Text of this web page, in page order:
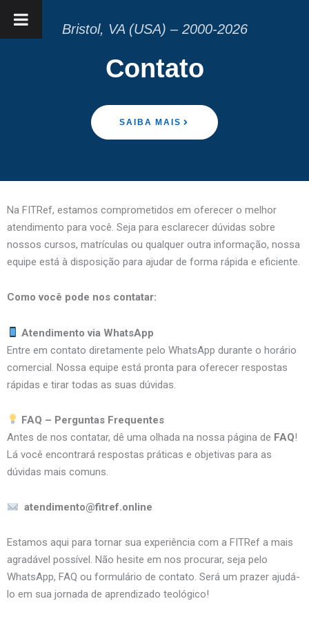
Bristol, VA (USA) – 2000-2026
Contato
SAIBA MAIS
Na FITRef, estamos comprometidos em oferecer o melhor
atendimento para você. Seja para esclarecer dúvidas sobre
nossos cursos, matrículas ou qualquer outra informação, nossa
equipe está à disposição para ajudar de forma rápida e eficiente.
Como você pode nos contatar:
Atendimento via WhatsApp
Entre em contato diretamente pelo WhatsApp durante o horário
comercial. Nossa equipe está pronta para oferecer respostas
rápidas e tirar todas as suas dúvidas.
FAQ – Perguntas Frequentes
Antes de nos contatar, dê uma olhada na nossa página de FAQ!
Lá você encontrará respostas práticas e objetivas para as
dúvidas mais comuns.
atendimento@fitref.online
Estamos aqui para tornar sua experiência com a FITRef a mais
agradável possível. Não hesite em nos procurar, seja pelo
WhatsApp, FAQ ou formulário de contato. Será um prazer ajudá-
lo em sua jornada de aprendizado teológico!